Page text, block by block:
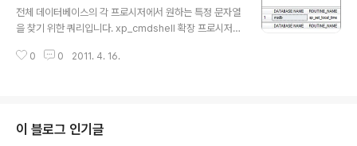
= N'D:\SQLDATA\LAIGO.mdf' , SIZE = 30MB , FIL
EGROWTH = 1MB ) LOG ON (NAME = N'LAIGO_l
f', SIZE = 3MB, FILEGROWTH = 1MB)..
전체 데이터베이스의 각 프로시저에서 원하는 특정 문자열
을 찾기 위한 쿼리입니다. xp_cmdshell 확장 프로시저가
를 하였습니다. 다음은 SysComments 를 사용하여 지정
의 문을 비교하여 찾는 방법입니다. EXEC sp_MSForEa
chDB 'Use [?]; SELECT DISTINCT DB_NAME() AS
0 0 2011. 4. 16.
이 블로그 인기글